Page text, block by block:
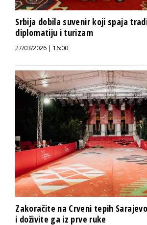
Srbija dobila suvenir koji spaja
diplomatiju i turizam
27/03/2026 | 16:00
Zakoračite na Crveni tepih
i doživite ga iz prve ruke